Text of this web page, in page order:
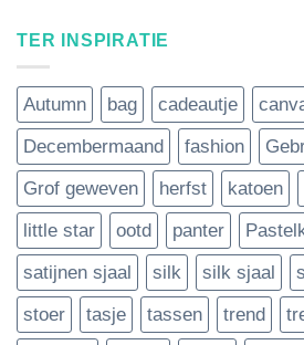
TER INSPIRATIE
Autumn bag cadeautje
Decembermaand
fashion
Grof geweven
herfst katoen
little star
ootd panter
satijnen sjaal
silk silk sjaal
stoer
tasje tassen trend